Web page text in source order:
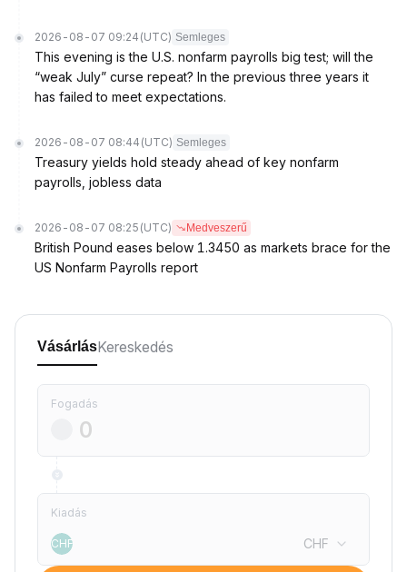
2026-08-07 09:24 (UTC) Semleges
This evening is the U.S. nonfarm payrolls big test; will the
“weak July” curse repeat? In the previous three years it
has failed to meet expectations.
2026-08-07 08:44 (UTC) Semleges
Treasury yields hold steady ahead of key nonfarm
payrolls, jobless data
2026-08-07 08:25 (UTC) Medveszerű
British Pound eases below 1.3450 as markets brace for the
US Nonfarm Payrolls report
VásárlásKereskedés
Fogadás
Kiadás
CHF CHF